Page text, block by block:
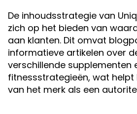
De inhoudsstrategie van
zich op het bieden van
aan klanten. Dit omvat
informatieve artikelen over
verschillende supplementen
fitnessstrategieën, wat helpt
van het merk als een